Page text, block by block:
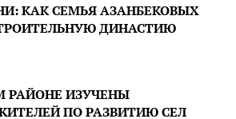
КАК СЕМЬЯ АЗАНБЕКОВЫХ
ДИНАСТИЮ
РАЙОНЕ ИЗУЧЕНЫ
ПО РАЗВИТИЮ СЕЛ